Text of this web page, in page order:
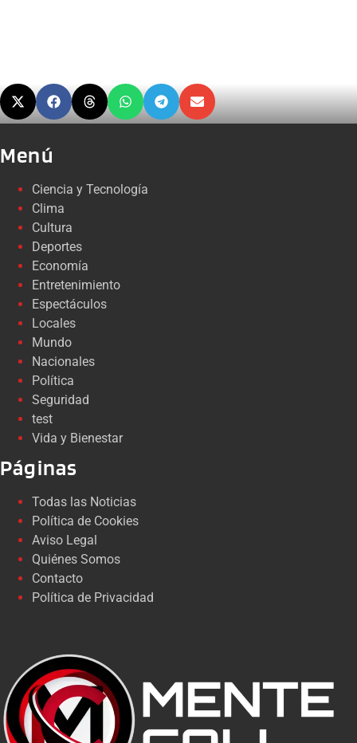
Menú
Ciencia y Tecnología
Clima
Cultura
Deportes
Economía
Entretenimiento
Espectáculos
Locales
Mundo
Nacionales
Política
Seguridad
test
Vida y Bienestar
Páginas
Todas las Noticias
Política de Cookies
Aviso Legal
Quiénes Somos
Contacto
Política de Privacidad